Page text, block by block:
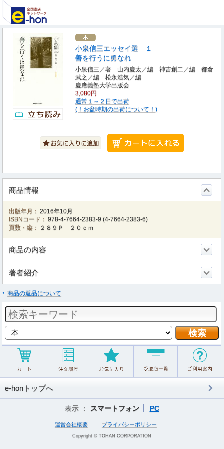
小泉信三エッセイ選 １
善を行うに勇なれ
小泉信三／著 山内慶太／編 神吉創二／編 都倉
武之／編 松永浩気／編
慶應義塾大学出版会
3,080円
通常１～２日で出荷
(！お盆時期の出荷について！)
商品情報
出版年月： 2016年10月
ISBNコード： 978-4-7664-2383-9 (4-7664-2383-6)
頁数・縦：
２８９Ｐ ２０ｃｍ
商品の内容
著者紹介
商品の返品について
e-honトップへ
表示 ： スマートフォン PC
運営会社概要 プライバシーポリシー
Copyright © TOHAN CORPORATION